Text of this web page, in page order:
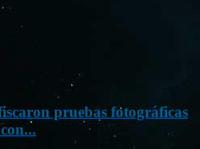
pruebas fotográficas